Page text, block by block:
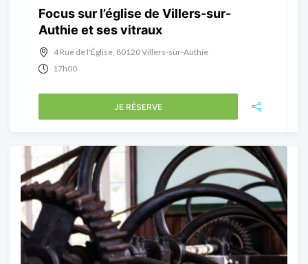
Focus sur l’église de Villers-sur-
Authie et ses vitraux
4 Rue de l'Église, 80120 Villers-sur-Authie
17h00
JE RÉSERVE